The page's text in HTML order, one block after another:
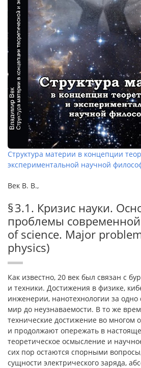
Структура материи в концепции
экспериментальной научной
Век В. В.,
§ 3.1. Кризис науки.
проблемы
of science. Major
physics)
Как известно, 20 век был связан с
и техники. Достижения в физике,
инженерии, нанотехнологии за одно
мир до неузнаваемости. В то же
технические достижение во многом
и продолжают опережать в
теоретическое осмысление и
сих пор остаются спорными
сущности электрического заряда,